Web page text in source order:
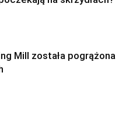
Mill została pogrążona